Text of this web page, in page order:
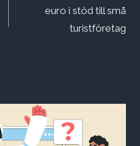
euro i stöd till små
turistföretag